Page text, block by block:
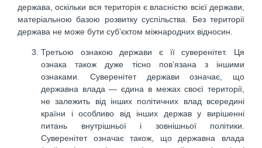
держава, оскільки вся територія є власністю всієї держави,
матеріальною базою розвитку суспільства. Без території
держава не може бути суб’єктом міжнародних відносин.
Третьою ознакою держави є її суверенітет. Ця
ознака також дуже тісно пов’язана з іншими
ознаками. Суверенітет держави означає, що
державна влада — єдина в межах своєї території,
не залежить від інших політичних влад всередині
країни і особливо від інших держав у вирішенні
питань внутрішньої і зовнішньої політики.
Суверенітет означає також, що державна влада